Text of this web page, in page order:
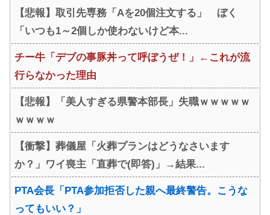
【悲報】取引先専務「Aを20個注文する」 ぼく
「いつも1～2個しか使わないけど本...
チー牛「デブの事豚丼って呼ぼうぜ！」←これが流
行らなかった理由
【悲報】「美人すぎる県警本部長」失職ｗｗｗｗｗ
ｗｗｗｗ
【衝撃】葬儀屋「火葬プランはどうなさいます
か？」ワイ喪主「直葬で(即答)」→結果...
PTA会長「PTA参加拒否した親へ最終警告。こうな
ってもいい？」